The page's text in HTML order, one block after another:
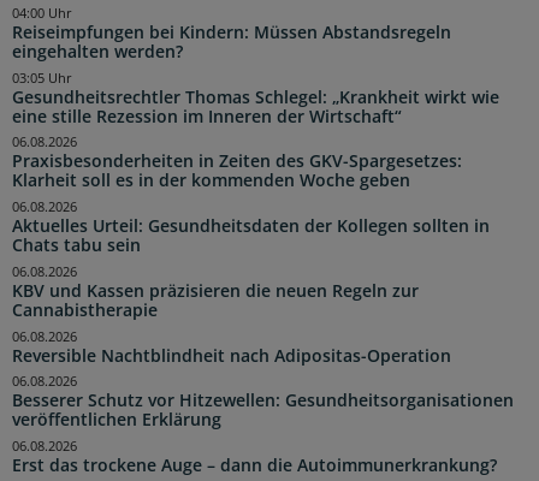
Reiseimpfungen bei Kindern: Müssen Abstandsregeln
eingehalten werden?
04:00 Uhr
Gesundheitsrechtler Thomas Schlegel: „Krankheit wirkt wie
eine stille Rezession im Inneren der Wirtschaft“
03:05 Uhr
Praxisbesonderheiten in Zeiten des GKV-Spargesetzes:
Klarheit soll es in der kommenden Woche geben
06.08.2026
Aktuelles Urteil: Gesundheitsdaten der Kollegen sollten in
Chats tabu sein
06.08.2026
KBV und Kassen präzisieren die neuen Regeln zur
Cannabistherapie
06.08.2026
Reversible Nachtblindheit nach Adipositas-Operation
06.08.2026
Besserer Schutz vor Hitzewellen: Gesundheitsorganisationen
veröffentlichen Erklärung
06.08.2026
Erst das trockene Auge – dann die Autoimmunerkrankung?
06.08.2026